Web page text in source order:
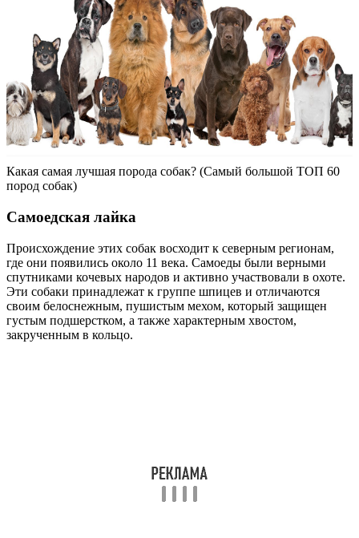
Какая самая лучшая порода собак? (Самый большой ТОП 60
пород собак)
Самоедская лайка
Происхождение этих собак восходит к северным регионам,
где они появились около 11 века. Самоеды были верными
спутниками кочевых народов и активно участвовали в охоте.
Эти собаки принадлежат к группе шпицев и отличаются
своим белоснежным, пушистым мехом, который защищен
густым подшерстком, а также характерным хвостом,
закрученным в кольцо.